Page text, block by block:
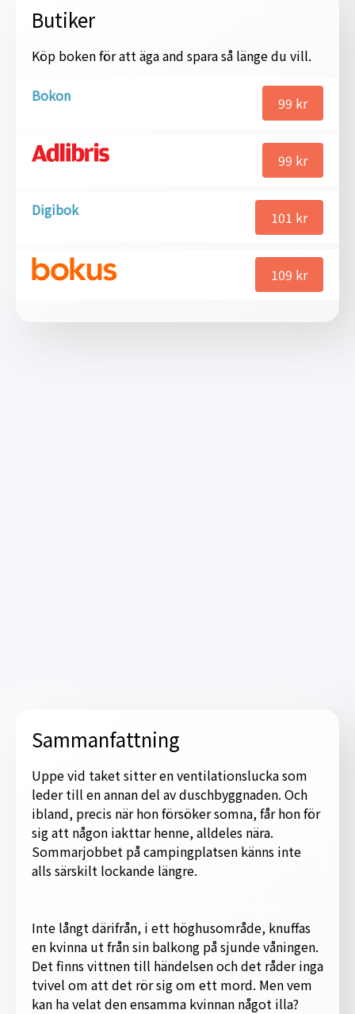
Butiker
Köp boken för att äga and spara så länge du vill.
Bokon 99 kr
99 kr
Digibok 101 kr
109 kr
Sammanfattning
Uppe vid taket sitter en ventilationslucka som
leder till en annan del av duschbyggnaden. Och
ibland, precis när hon försöker somna, får hon för
sig att någon iakttar henne, alldeles nära.
Sommarjobbet på campingplatsen känns inte
alls särskilt lockande längre.
Inte långt därifrån, i ett höghusområde, knuffas
en kvinna ut från sin balkong på sjunde våningen.
Det finns vittnen till händelsen och det råder inga
tvivel om att det rör sig om ett mord. Men vem
kan ha velat den ensamma kvinnan något illa?